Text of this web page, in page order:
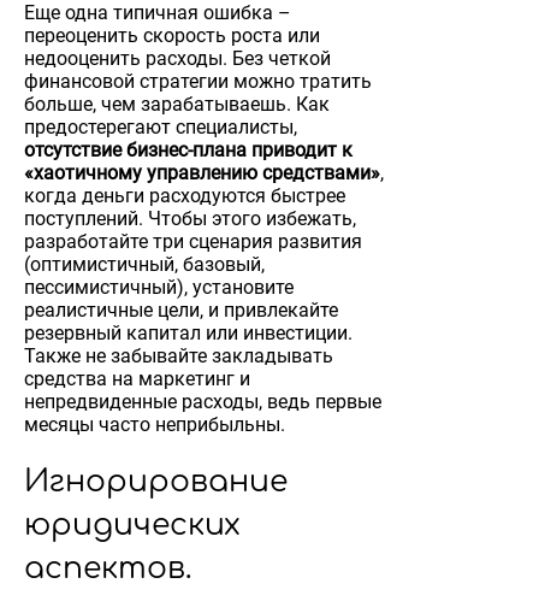
Еще одна типичная ошибка –
переоценить скорость роста или
недооценить расходы. Без четкой
финансовой стратегии можно тратить
больше, чем зарабатываешь. Как
предостерегают специалисты,
отсутствие бизнес-плана приводит к
«хаотичному управлению средствами»,
когда деньги расходуются быстрее
поступлений. Чтобы этого избежать,
разработайте три сценария развития
(оптимистичный, базовый,
пессимистичный), установите
реалистичные цели, и привлекайте
резервный капитал или инвестиции.
Также не забывайте закладывать
средства на маркетинг и
непредвиденные расходы, ведь первые
месяцы часто неприбыльны.
Игнорирование
юридических
аспектов.